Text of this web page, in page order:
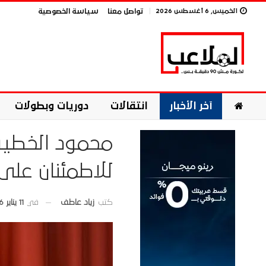
الخميس, 6 أغسطس 2026 تواصل معنا سياسة الخصوصية
آخر الأخبار انتقالات دوريات وبطولات
محمود
للاطمئنان
كتب زياد عاطف في 11 يناير 2026